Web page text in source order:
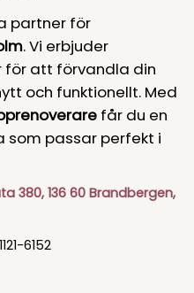
partner för
. Vi erbjuder
för att förvandla din
och funktionellt. Med
får du en
som passar perfekt i
380, 136 60 Brandbergen,
6152